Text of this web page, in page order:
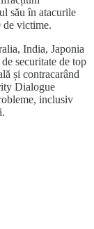
său în atacurile
de victime.
India, Japonia
securitate de top
și contracarând
Dialogue
inclusiv